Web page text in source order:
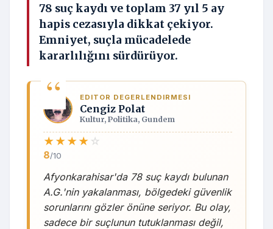
78 suç kaydı ve toplam 37 yıl 5 ay
hapis cezasıyla dikkat çekiyor.
Emniyet, suçla mücadelede
kararlılığını sürdürüyor.
EDITOR DEGERLENDIRMESI
Cengiz Polat
Kultur, Politika, Gundem
★★★★ ☆
8/10
Afyonkarahisar'da 78 suç kaydı bulunan
A.G.'nin yakalanması, bölgedeki güvenlik
sorunlarını gözler önüne seriyor. Bu olay,
sadece bir suçlunun tutuklanması değil,